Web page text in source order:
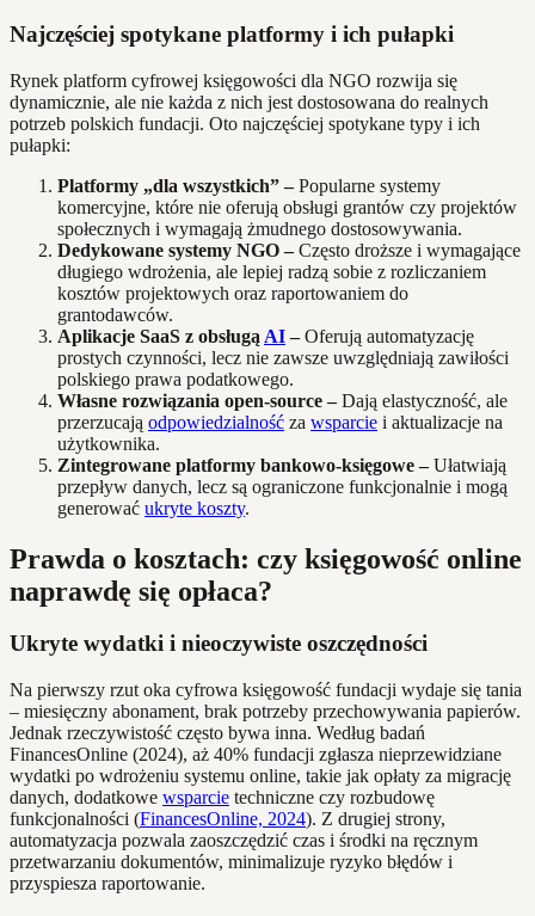
Najczęściej spotykane platformy i ich pułapki
Rynek platform cyfrowej księgowości dla NGO rozwija się
dynamicznie, ale nie każda z nich jest dostosowana do realnych
potrzeb polskich fundacji. Oto najczęściej spotykane typy i ich
pułapki:
Platformy „dla wszystkich” –Popularne systemy
komercyjne, które nie oferują obsługi grantów czy projektów
społecznych i wymagają żmudnego dostosowywania.
Dedykowane systemy NGO –Często droższe i wymagające
długiego wdrożenia, ale lepiej radzą sobie z rozliczaniem
kosztów projektowych oraz raportowaniem do
grantodawców.
Aplikacje SaaS z obsługą AI–Oferują automatyzację
prostych czynności, lecz nie zawsze uwzględniają zawiłości
polskiego prawa podatkowego.
Własne rozwiązania open-source –Dają elastyczność, ale
przerzucają odpowiedzialność za wsparcie i aktualizacje na
użytkownika.
Zintegrowane platformy bankowo-księgowe –Ułatwiają
przepływ danych, lecz są ograniczone funkcjonalnie i mogą
generować ukryte koszty.
Prawda o kosztach: czy księgowość online
naprawdę się opłaca?
Ukryte wydatki i nieoczywiste oszczędności
Na pierwszy rzut oka cyfrowa księgowość fundacji wydaje się tania
– miesięczny abonament, brak potrzeby przechowywania papierów.
Jednak rzeczywistość często bywa inna. Według badań
FinancesOnline (2024), aż 40% fundacji zgłasza nieprzewidziane
wydatki po wdrożeniu systemu online, takie jak opłaty za migrację
danych, dodatkowe wsparcie techniczne czy rozbudowę
funkcjonalności (FinancesOnline, 2024). Z drugiej strony,
automatyzacja pozwala zaoszczędzić czas i środki na ręcznym
przetwarzaniu dokumentów, minimalizuje ryzyko błędów i
przyspiesza raportowanie.